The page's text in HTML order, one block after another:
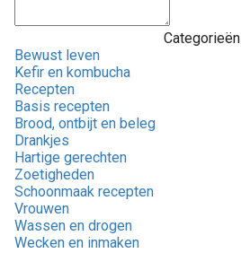
Categorieën
Bewust leven
Kefir en kombucha
Recepten
Basis recepten
Brood, ontbijt en beleg
Drankjes
Hartige gerechten
Zoetigheden
Schoonmaak recepten
Vrouwen
Wassen en drogen
Wecken en inmaken